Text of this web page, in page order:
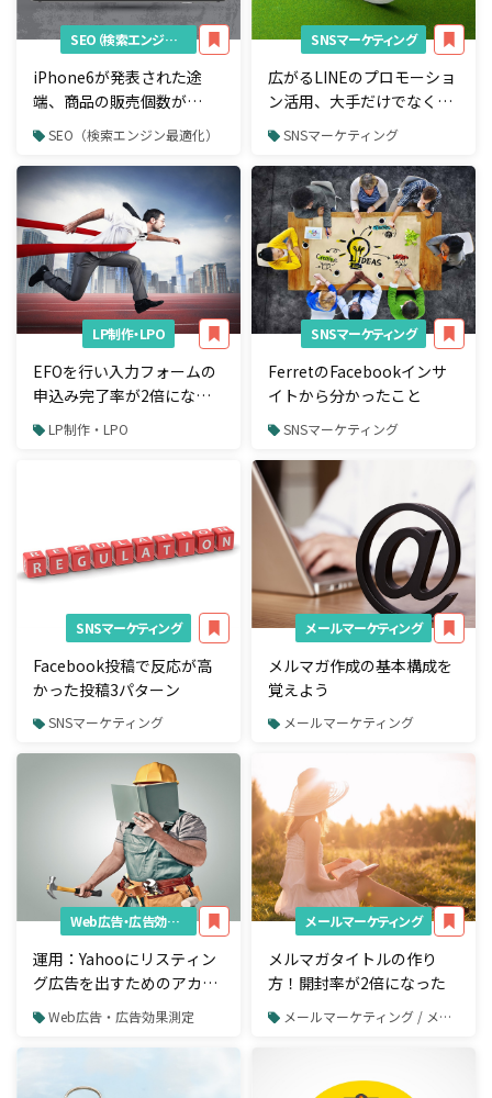
SEO（検索エンジン最適化）
iPhone6が発表された途
端、商品の販売個数が
200％上昇した事例
SEO（検索エンジン最適化）
SNSマーケティング
広がるLINEのプロモーショ
ン活用、大手だけでなく地
方にも広がる動き
SNSマーケティング
LP制作・LPO
EFOを行い入力フォームの
申込み完了率が2倍になっ
た成功事例
LP制作・LPO
SNSマーケティング
FerretのFacebookインサ
イトから分かったこと
SNSマーケティング
SNSマーケティング
Facebook投稿で反応が高
かった投稿3パターン
SNSマーケティング
メールマーケティング
メルマガ作成の基本構成を
覚えよう
メールマーケティング
Web広告・広告効果測定
運用：Yahooにリスティン
グ広告を出すためのアカウ
ント登録方法
Web広告・広告効果測定
メールマーケティング
メルマガタイトルの作り
方！開封率が2倍になった
メールマーケティング / メルマガ